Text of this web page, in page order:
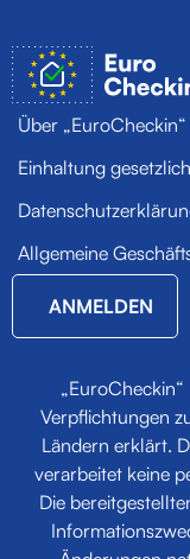
Über „EuroCheckin“
Einhaltung
Allgemeine
ANMELDEN
Verpflichtungen
Ländern erklärt.
verarbeitet keine
Die